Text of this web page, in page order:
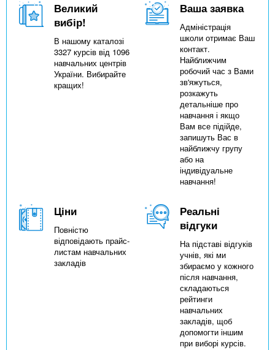
Великий
вибір!
В нашому каталозі
3327 курсів від 1096
навчальних центрів
України. Вибирайте
кращих!
Ваша заявка
Адміністрація
школи отримає Ваш
контакт.
Найближчим
робочий час з Вами
зв'яжуться,
розкажуть
детальніше про
навчання і якщо
Вам все підійде,
запишуть Вас в
найближчу групу
або на
індивідуальне
навчання!
Ціни
Повністю
відповідають прайс-
листам навчальних
закладів
Реальні
відгуки
На підставі відгуків
учнів, які ми
збираємо у кожного
після навчання,
складаються
рейтинги
навчальних
закладів, щоб
допомогти іншим
при виборі курсів.